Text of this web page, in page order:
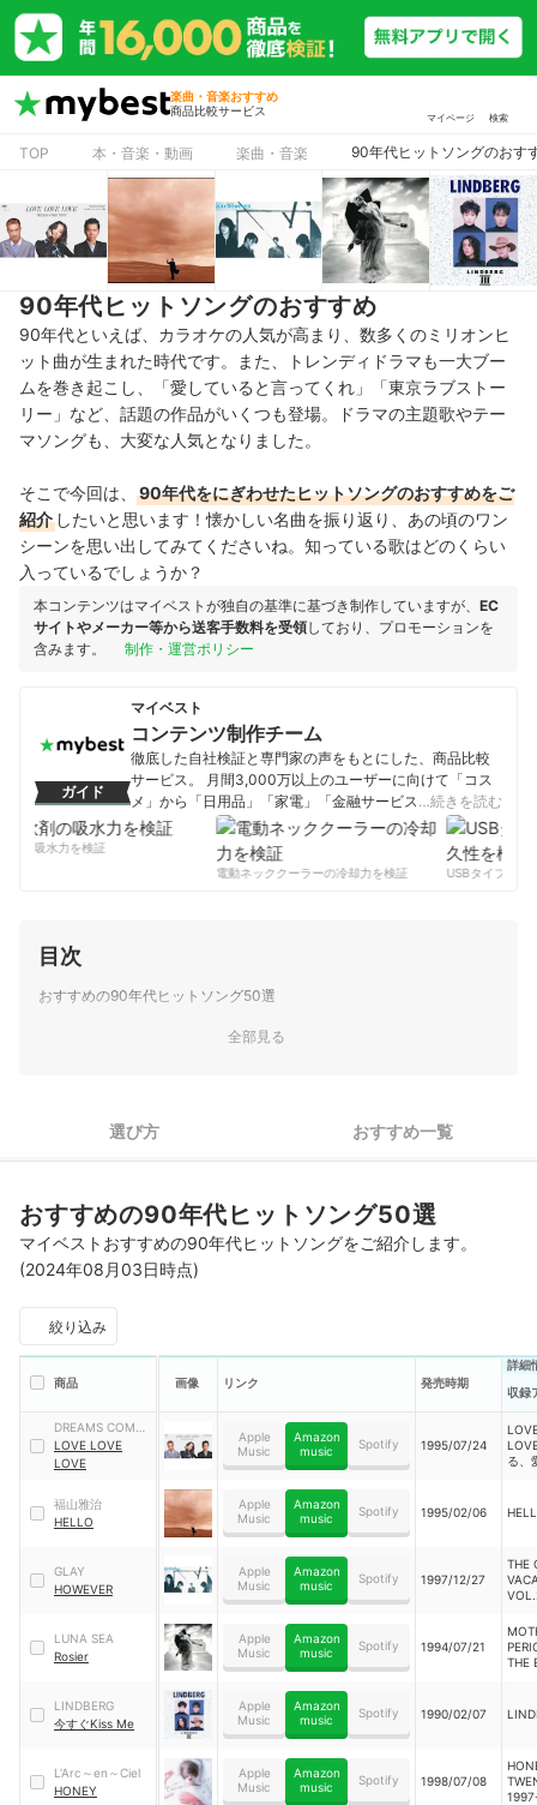
楽曲・音楽おすすめ
商品比較サービス
マイページ 検索
TOP 本・音楽・動画 楽曲・音楽 90年代ヒットソングのおす
90年代ヒットソングのおすすめ
90年代といえば、カラオケの人気が高まり、数多くのミリオンヒ
ット曲が生まれた時代です。また、トレンディドラマも一大ブー
ムを巻き起こし、「愛していると言ってくれ」「東京ラブストー
リー」など、話題の作品がいくつも登場。ドラマの主題歌やテー
マソングも、大変な人気となりました。
そこで今回は、 90年代をにぎわせたヒットソングのおすすめをご
紹介 したいと思います！懐かしい名曲を振り返り、あの頃のワン
シーンを思い出してみてくださいね。知っている歌はどのくらい
入っているでしょうか？
本コンテンツはマイベストが独自の基準に基づき制作していますが、 EC
サイトやメーカー等から送客手数料を受領しており、プロモーションを
含みます。
制作・運営ポリシー
ガイド
マイベスト
コンテンツ制作チーム
徹底した自社検証と専門家の声をもとにした、商品比較
サービス。 月間3,000万以上のユーザーに向けて「コス
メ」から「日用品」「家電」「金融サービス」まで、ベ
ストな商品を選んでもらうために、毎日コンテンツを制
コンテンツ制作チームのプロフィール
…続きを読む
の吸水力を検証
電動ネッククーラーの冷却力を検証
USBタイプCケー
目次
おすすめの90年代ヒットソング50選
全部見る
選び方 おすすめ一覧
おすすめの90年代ヒットソング50選
マイベストおすすめの90年代ヒットソングをご紹介します。
(2024年08月03日時点)
絞り込み
商品 画像 リンク 発売時期
詳細
収録
DREAMS COME
TRUE
LOVE LOVE
LOVE
Apple
Music
Amazon
music
Spotify 1995/07/24
る、
ル・
福山雅治
HELLO
Apple
Music
Amazon
music
Spotify 1995/02/06
GLAY
HOWEVER
Apple
Music
Amazon
music
Spotify 1997/12/27
THE
OF
LUNA SEA
Rosier
Apple
Music
Amazon
music
Spotify 1994/07/21
THE
LINDBERG
今すぐKiss Me
Apple
Music
Amazon
music
Spotify 1990/02/07
L'Arc～en～Ciel
HONEY
Apple
Music
Amazon
music
Spotify 1998/07/08